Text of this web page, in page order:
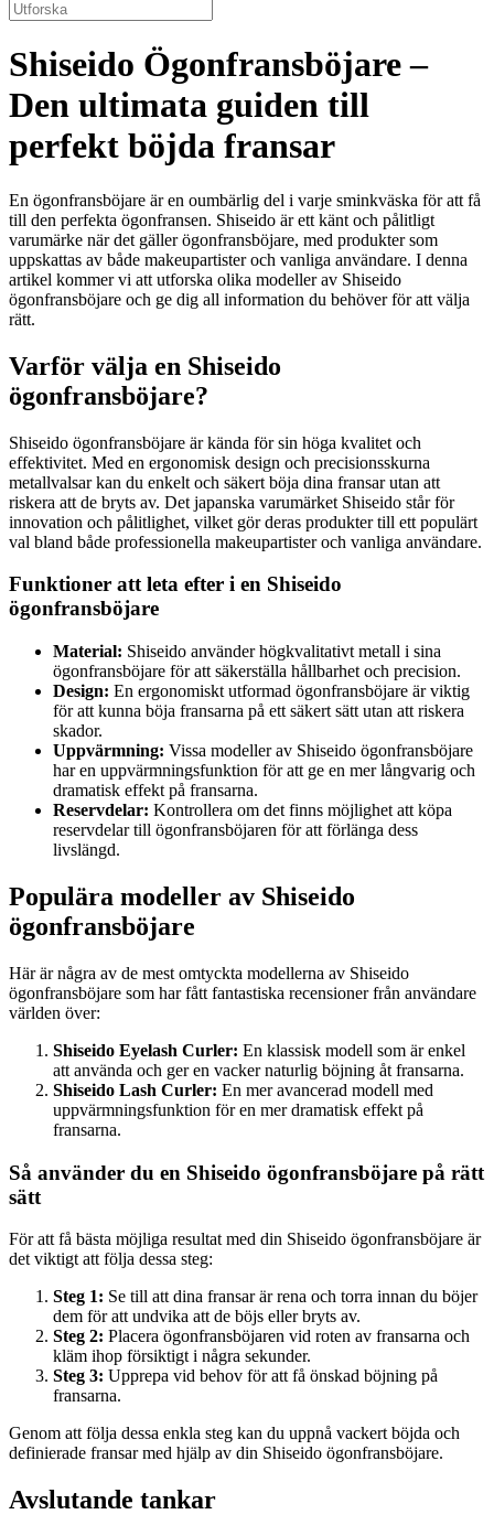
Shiseido Ögonfransböjare –
Den ultimata guiden till
perfekt böjda fransar
En ögonfransböjare är en oumbärlig del i varje sminkväska för att få
till den perfekta ögonfransen. Shiseido är ett känt och pålitligt
varumärke när det gäller ögonfransböjare, med produkter som
uppskattas av både makeupartister och vanliga användare. I denna
artikel kommer vi att utforska olika modeller av Shiseido
ögonfransböjare och ge dig all information du behöver för att välja
rätt.
Varför välja en Shiseido
ögonfransböjare?
Shiseido ögonfransböjare är kända för sin höga kvalitet och
effektivitet. Med en ergonomisk design och precisionsskurna
metallvalsar kan du enkelt och säkert böja dina fransar utan att
riskera att de bryts av. Det japanska varumärket Shiseido står för
innovation och pålitlighet, vilket gör deras produkter till ett populärt
val bland både professionella makeupartister och vanliga användare.
Funktioner att leta efter i en Shiseido
ögonfransböjare
Material: Shiseido använder högkvalitativt metall i sina
ögonfransböjare för att säkerställa hållbarhet och precision.
Design: En ergonomiskt utformad ögonfransböjare är viktig
för att kunna böja fransarna på ett säkert sätt utan att riskera
skador.
Uppvärmning: Vissa modeller av Shiseido ögonfransböjare
har en uppvärmningsfunktion för att ge en mer långvarig och
dramatisk effekt på fransarna.
Reservdelar: Kontrollera om det finns möjlighet att köpa
reservdelar till ögonfransböjaren för att förlänga dess
livslängd.
Populära modeller av Shiseido
ögonfransböjare
Här är några av de mest omtyckta modellerna av Shiseido
ögonfransböjare som har fått fantastiska recensioner från användare
världen över:
Shiseido Eyelash Curler: En klassisk modell som är enkel
att använda och ger en vacker naturlig böjning åt fransarna.
Shiseido Lash Curler: En mer avancerad modell med
uppvärmningsfunktion för en mer dramatisk effekt på
fransarna.
Så använder du en Shiseido ögonfransböjare på rätt
sätt
För att få bästa möjliga resultat med din Shiseido ögonfransböjare är
det viktigt att följa dessa steg:
Steg 1: Se till att dina fransar är rena och torra innan du böjer
dem för att undvika att de böjs eller bryts av.
Steg 2: Placera ögonfransböjaren vid roten av fransarna och
kläm ihop försiktigt i några sekunder.
Steg 3: Upprepa vid behov för att få önskad böjning på
fransarna.
Genom att följa dessa enkla steg kan du uppnå vackert böjda och
definierade fransar med hjälp av din Shiseido ögonfransböjare.
Avslutande tankar